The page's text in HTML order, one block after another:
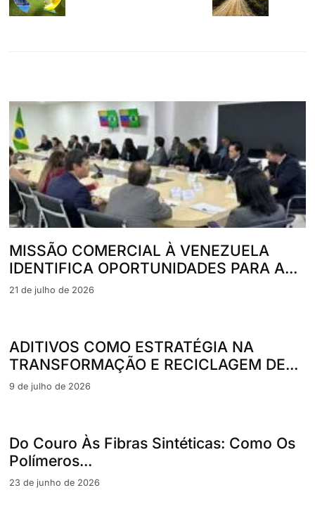
MISSÃO COMERCIAL À VENEZUELA
IDENTIFICA OPORTUNIDADES PARA A...
21 de julho de 2026
ADITIVOS COMO ESTRATÉGIA NA
TRANSFORMAÇÃO E RECICLAGEM DE...
9 de julho de 2026
Do Couro Às Fibras Sintéticas: Como Os
Polímeros...
23 de junho de 2026